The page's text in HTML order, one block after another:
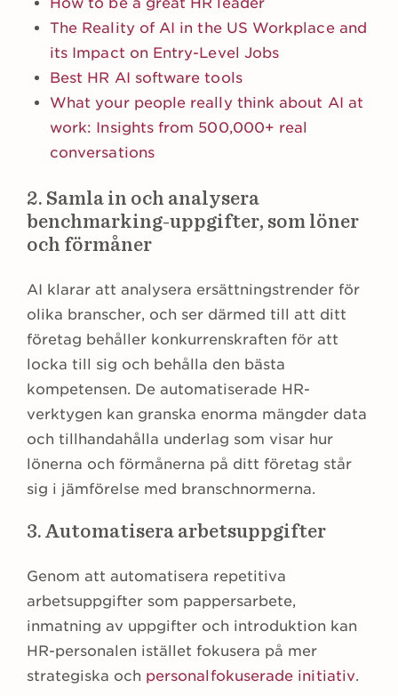
The Reality of AI in the US Workplace and
its Impact on Entry-Level Jobs
Best HR AI software tools
What your people really think about AI at
work: Insights from 500,000+ real
conversations
2. Samla in och analysera
benchmarking-uppgifter, som löner
och förmåner
AI klarar att analysera ersättningstrender för
olika branscher, och ser därmed till att ditt
företag behåller konkurrenskraften för att
locka till sig och behålla den bästa
kompetensen. De automatiserade HR-
verktygen kan granska enorma mängder data
och tillhandahålla underlag som visar hur
lönerna och förmånerna på ditt företag står
sig i jämförelse med branschnormerna.
3. Automatisera arbetsuppgifter
Genom att automatisera repetitiva
arbetsuppgifter som pappersarbete,
inmatning av uppgifter och introduktion kan
HR-personalen istället fokusera på mer
strategiska och personalfokuserade initiativ.